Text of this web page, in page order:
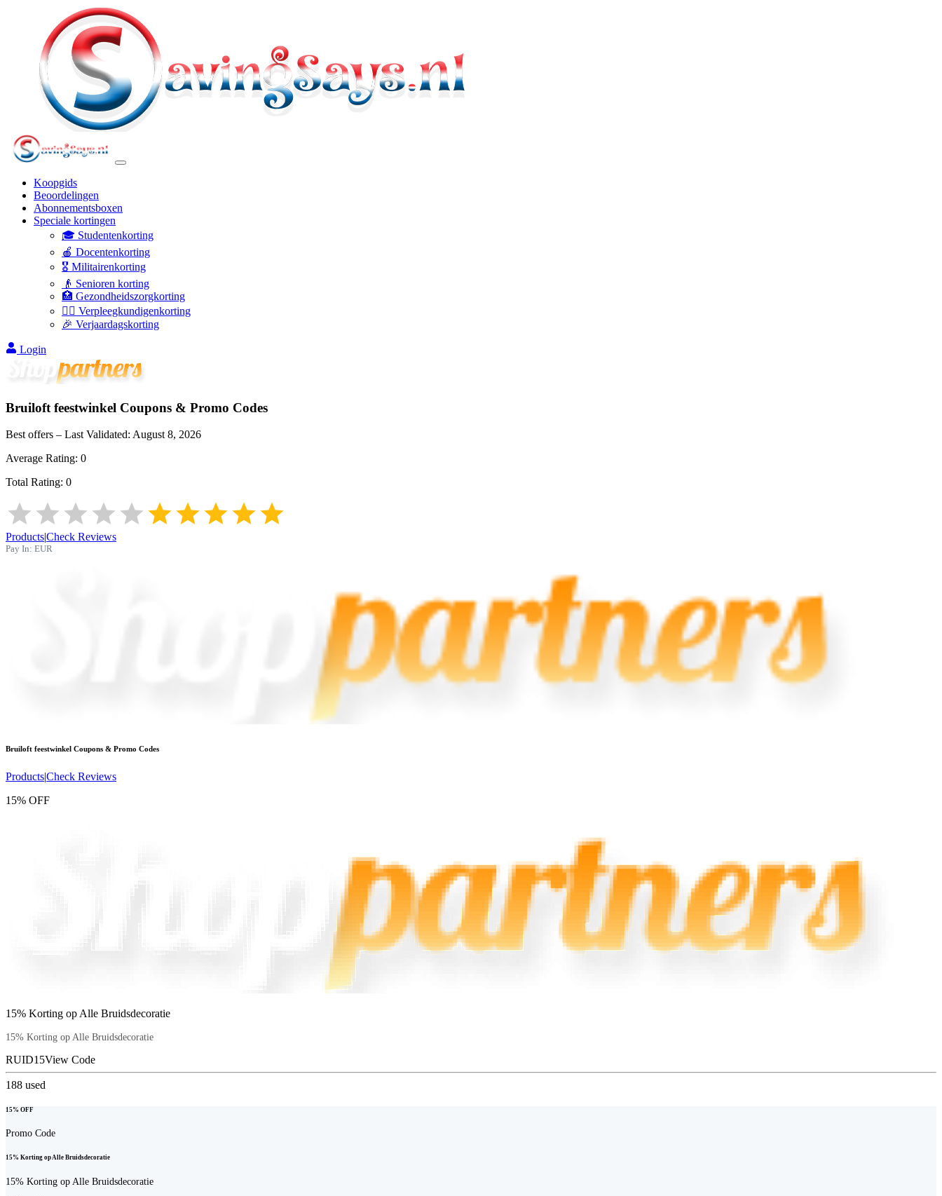
Koopgids
Beoordelingen
Abonnementsboxen
Speciale kortingen
🎓 Studentenkorting
🍎 Docentenkorting
🎖️ Militairenkorting
👴 Senioren korting
🏥 Gezondheidszorgkorting
👩‍⚕️ Verpleegkundigenkorting
🎉 Verjaardagskorting
Login
Bruiloft feestwinkel Coupons & Promo Codes
Best offers – Last Validated: August 8, 2026
Average Rating: 0
Total Rating: 0
Products|Check Reviews
Pay In: EUR
Bruiloft feestwinkel Coupons & Promo Codes
Products|Check Reviews
15% OFF
15% Korting op Alle Bruidsdecoratie
15% Korting op Alle Bruidsdecoratie
RUID15View Code
188 used
15% OFF
Promo Code
15% Korting op Alle Bruidsdecoratie
15% Korting op Alle Bruidsdecoratie